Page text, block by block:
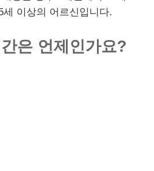
이상의 어르신입니다.
은 언제인가요?